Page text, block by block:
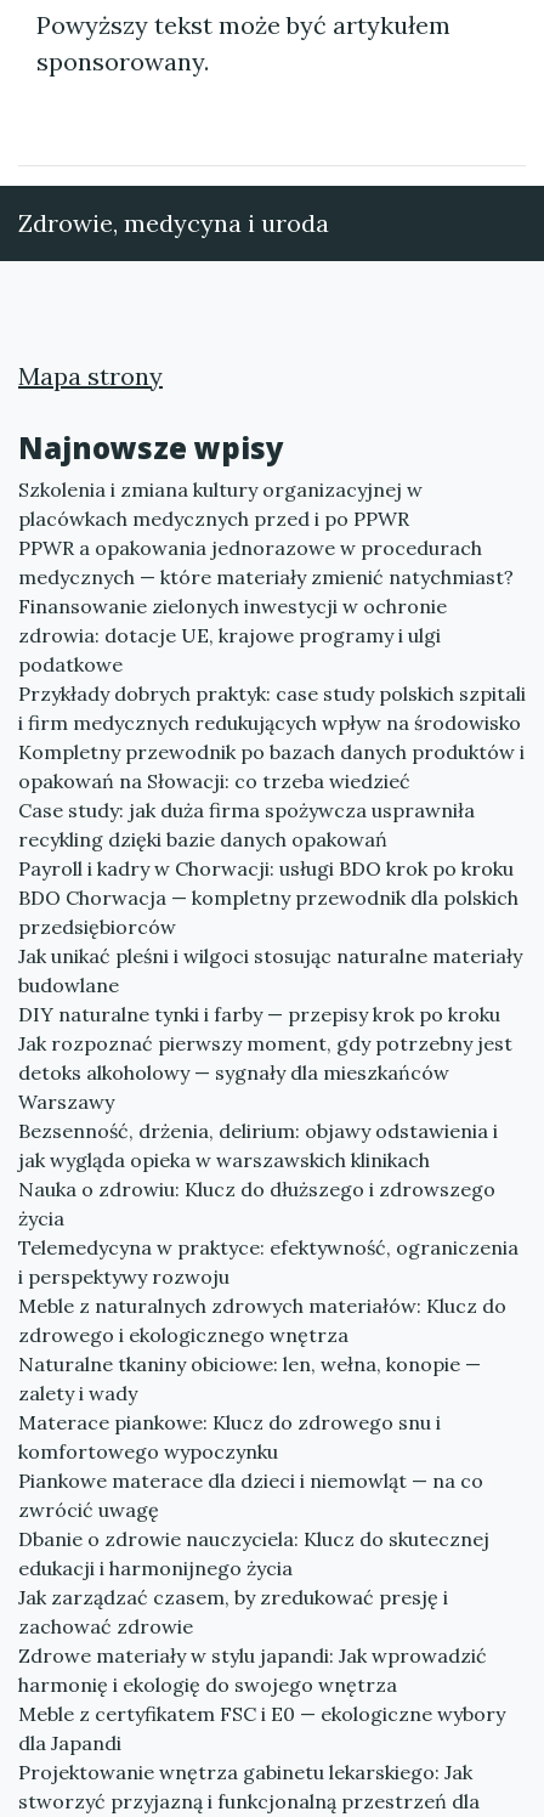
Powyższy tekst może być artykułem
sponsorowany.
Zdrowie, medycyna i uroda
Mapa strony
Najnowsze wpisy
Szkolenia i zmiana kultury organizacyjnej w
placówkach medycznych przed i po PPWR
PPWR a opakowania jednorazowe w procedurach
medycznych — które materiały zmienić natychmiast?
Finansowanie zielonych inwestycji w ochronie
zdrowia: dotacje UE, krajowe programy i ulgi
podatkowe
Przykłady dobrych praktyk: case study polskich szpitali
i firm medycznych redukujących wpływ na środowisko
Kompletny przewodnik po bazach danych produktów i
opakowań na Słowacji: co trzeba wiedzieć
Case study: jak duża firma spożywcza usprawniła
recykling dzięki bazie danych opakowań
Payroll i kadry w Chorwacji: usługi BDO krok po kroku
BDO Chorwacja — kompletny przewodnik dla polskich
przedsiębiorców
Jak unikać pleśni i wilgoci stosując naturalne materiały
budowlane
DIY naturalne tynki i farby — przepisy krok po kroku
Jak rozpoznać pierwszy moment, gdy potrzebny jest
detoks alkoholowy — sygnały dla mieszkańców
Warszawy
Bezsenność, drżenia, delirium: objawy odstawienia i
jak wygląda opieka w warszawskich klinikach
Nauka o zdrowiu: Klucz do dłuższego i zdrowszego
życia
Telemedycyna w praktyce: efektywność, ograniczenia
i perspektywy rozwoju
Meble z naturalnych zdrowych materiałów: Klucz do
zdrowego i ekologicznego wnętrza
Naturalne tkaniny obiciowe: len, wełna, konopie —
zalety i wady
Materace piankowe: Klucz do zdrowego snu i
komfortowego wypoczynku
Piankowe materace dla dzieci i niemowląt — na co
zwrócić uwagę
Dbanie o zdrowie nauczyciela: Klucz do skutecznej
edukacji i harmonijnego życia
Jak zarządzać czasem, by zredukować presję i
zachować zdrowie
Zdrowe materiały w stylu japandi: Jak wprowadzić
harmonię i ekologię do swojego wnętrza
Meble z certyfikatem FSC i E0 — ekologiczne wybory
dla Japandi
Projektowanie wnętrza gabinetu lekarskiego: Jak
stworzyć przyjazną i funkcjonalną przestrzeń dla